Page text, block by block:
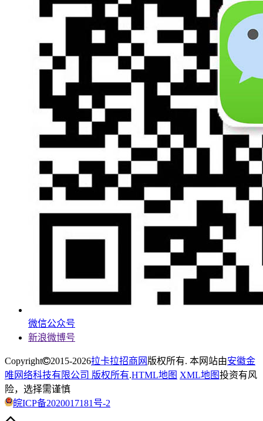
微信公众号
新浪微博号
Copyright 2015-2026拉卡拉招商网 版权所有. 本网站由安徽金
唯网络科技有限公司 版权所有.HTML地图 XML地图投资有风
险，选择需谨慎
皖ICP备2020017181号-2